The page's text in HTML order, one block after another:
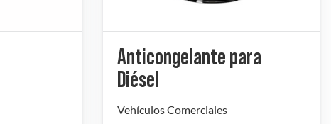
Anticongelante para
Diésel
Vehículos Comerciales